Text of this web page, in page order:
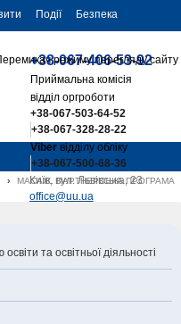
Події Безпека
+38-067-406-53-92
Приймальна комісія
відділ оргроботи
+38-067-503-64-52
+38-067-328-28-22
Viberвідділу обліку
+38-067-500-68-36
Київ, вул. Львівська, 23
office@uu.ua
›
МАСАЖ. ПАРТНЕРСЬКА ПРОГРАМА
та освітньої діяльності